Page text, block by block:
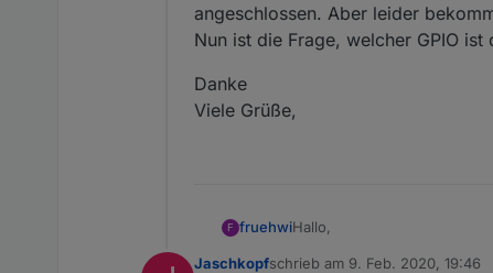
angeschlossen. Aber leider
Nun ist die Frage, welcher GPIO
Danke
Viele Grüße,
F fruehwiHallo,
Danke@Jaschkopffür die sehr gute Anleitung. Dank dieser Anleitung habe ich ATOM zum laufen gebraucht und hab auch
Jaschkopfschrieb am 9. Feb. 2020, 19:46